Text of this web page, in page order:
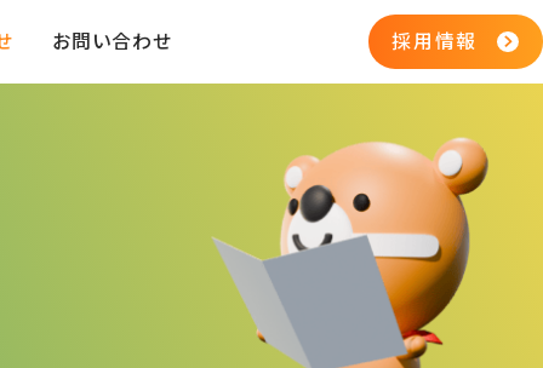
お問い合わせ 採用情報